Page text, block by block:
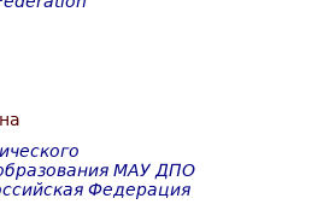
МАУ ДПО
Федерация